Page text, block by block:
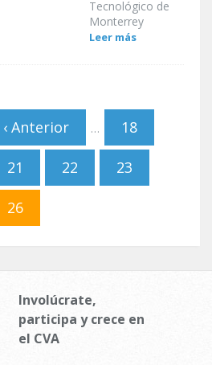
Tecnológico de
Monterrey
Leer más
‹ Anterior … 18
21 22 23
26
Involúcrate,
participa y crece en
el CVA